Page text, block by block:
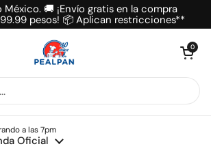
México. 🚚 ¡Envío gratis en la compra
pesos! 📦 Aplican restricciones**
Abrir carrito
0
a las 7pm
Oficial